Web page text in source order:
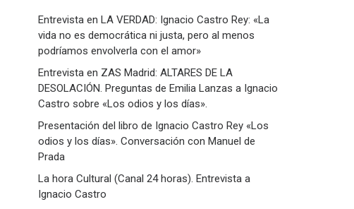
Entrevista en LA VERDAD: Ignacio Castro Rey: «La
vida no es democrática ni justa, pero al menos
podríamos envolverla con el amor»
Entrevista en ZAS Madrid: ALTARES DE LA
DESOLACIÓN. Preguntas de Emilia Lanzas a Ignacio
Castro sobre «Los odios y los días».
Presentación del libro de Ignacio Castro Rey «Los
odios y los días». Conversación con Manuel de
Prada
La hora Cultural (Canal 24 horas). Entrevista a
Ignacio Castro